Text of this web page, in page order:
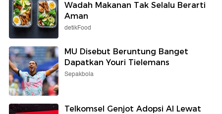
Wadah Makanan Tak Selalu Berarti
Aman
detikFood
MU Disebut Beruntung Banget
Dapatkan Youri Tielemans
Sepakbola
Telkomsel Genjot Adopsi AI Lewat